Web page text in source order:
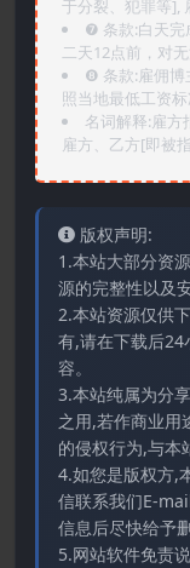
于分裂、犯罪等],
❼ 条款:白天完
二天12点前，对
❽ 条款:雇佣博
照当地最低工资
名词解释:雇方
雇方、乙方[即被
版权声明:
1.本站大部分资
源的完整性以及
2.本站资源仅供
有,请在下载后24
容。
3.本站纯属为分
之用,若作商业用
的侵权行为,与本
4.如您是版权方,
信联系我们E-
信息后尽快给予
5.网站软件免责